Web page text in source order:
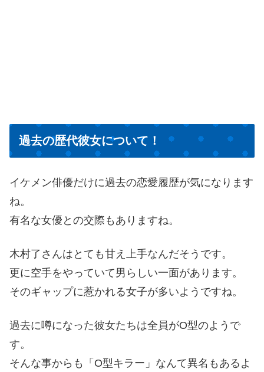
過去の歴代彼女について！
イケメン俳優だけに過去の恋愛履歴が気になります
ね。
有名な女優との交際もありますね。
木村了さんはとても甘え上手なんだそうです。
更に空手をやっていて男らしい一面があります。
そのギャップに惹かれる女子が多いようですね。
過去に噂になった彼女たちは全員がO型のようで
す。
そんな事からも「O型キラー」なんて異名もあるよ